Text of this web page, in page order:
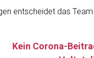
entscheidet das
Kein Corona-